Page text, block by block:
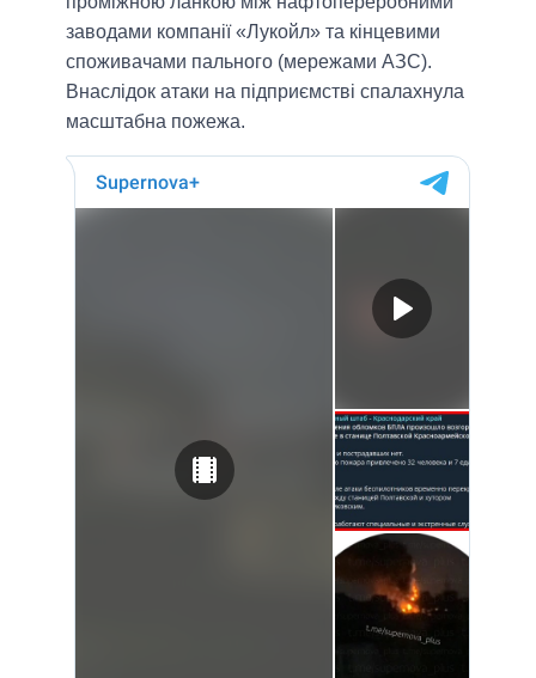
заводами компанії «Лукойл» та кінцевими
споживачами пального (мережами АЗС).
Внаслідок атаки на підприємстві спалахнула
масштабна пожежа.